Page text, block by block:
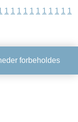
1 1 1 1 1 1 1 1 1 1 1
forbeholdes